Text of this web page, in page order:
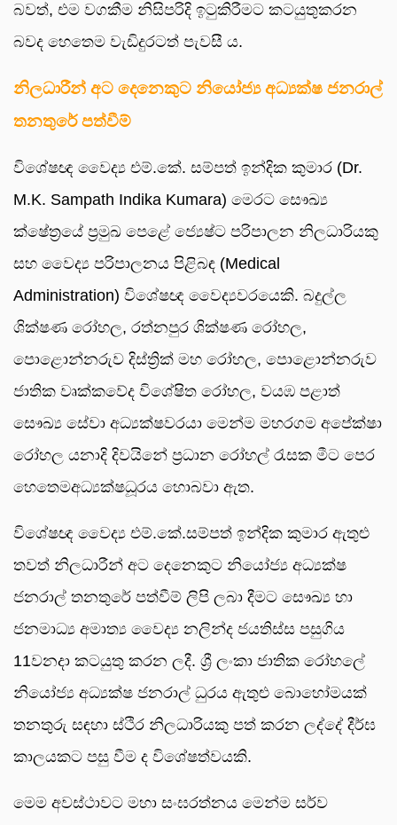
බවත්, එම වගකීම නිසිපරිදි ඉටුකිරීමට කටයුතුකරන
බවද හෙතෙම වැඩිදුරටත් පැවසී ය.
නිලධාරීන් අට දෙනෙකුට නියෝජ්‍ය අධ්‍යක්ෂ ජනරාල්
තනතුරේ පත්වීම්
විශේෂඥ වෛද්‍ය එම්.කේ. සම්පත් ඉන්දික කුමාර (Dr.
M.K. Sampath Indika Kumara) මෙරට සෞඛ්‍ය
ක්ෂේත්‍රයේ ප්‍රමුඛ පෙළේ ජ්‍යෙෂ්ට පරිපාලන නිලධාරියකු
සහ වෛද්‍ය පරිපාලනය පිළිබඳ (Medical
Administration) විශේෂඥ වෛද්‍යවරයෙකි. බදුල්ල
ශික්ෂණ රෝහල, රත්නපුර ශික්ෂණ රෝහල,
පොළොන්නරුව දිස්ත්‍රික් මහ රෝහල, පොළොන්නරුව
ජාතික වෘක්කවේද විශේෂිත රෝහල, වයඹ පළාත්
සෞඛ්‍ය සේවා අධ්‍යක්ෂවරයා මෙන්ම මහරගම අපේක්ෂා
රෝහල යනාදි දිවයිනේ ප්‍රධාන රෝහල් රැසක මීට පෙර
හෙතෙමඅධ්‍යක්ෂධූරය හොබවා ඇත.
විශේෂඥ වෛද්‍ය එම්.කේ.සම්පත් ඉන්දික කුමාර ඇතුළු
තවත් නිලධාරීන් අට දෙනෙකුට නියෝජ්‍ය අධ්‍යක්ෂ
ජනරාල් තනතුරේ පත්වීම් ලිපි ලබා දීමට සෞඛ්‍ය හා
ජනමාධ්‍ය අමාත්‍ය වෛද්‍ය නලින්ද ජයතිස්ස පසුගිය
11වනදා කටයුතු කරන ලදී. ශ්‍රී ලංකා ජාතික රෝහලේ
නියෝජ්‍ය අධ්‍යක්ෂ ජනරාල් ධුරය ඇතුළු බොහෝමයක්
තනතුරු සඳහා ස්ථිර නිලධාරියකු පත් කරන ලද්දේ දීර්ඝ
කාලයකට පසු වීම ද විශේෂත්වයකි.
මෙම අවස්ථාවට මහා සංඝරත්නය මෙන්ම සර්ව